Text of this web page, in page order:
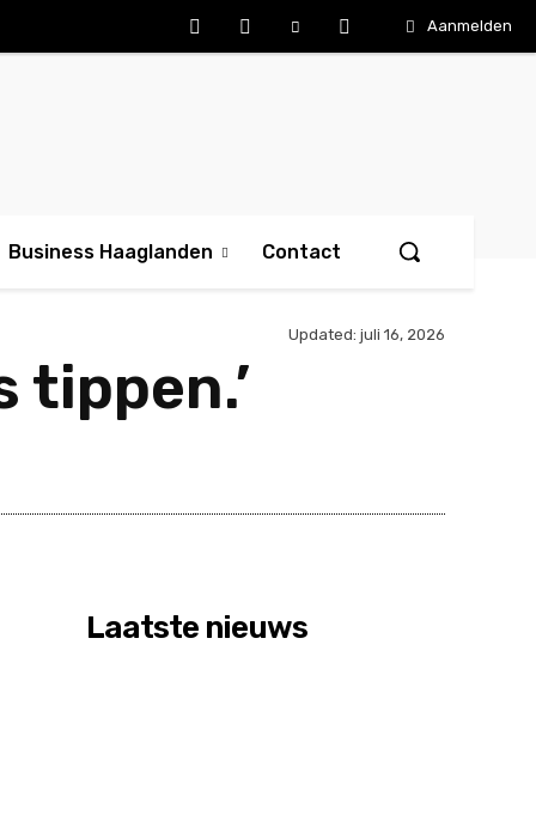
Aanmelden
Business Haaglanden Contact
Updated: juli 16, 2026
tippen.’
Laatste nieuws